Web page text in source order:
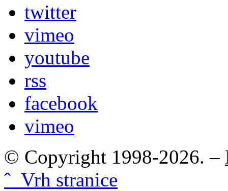
twitter
vimeo
youtube
rss
facebook
vimeo
© Copyright 1998-2026. –
ˆ Vrh stranice